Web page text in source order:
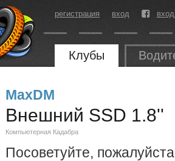
регистрация вход
Клубы
MaxDM
Внешний SSD 1.8''
Компьютерная Кадабра
Посоветуйте,